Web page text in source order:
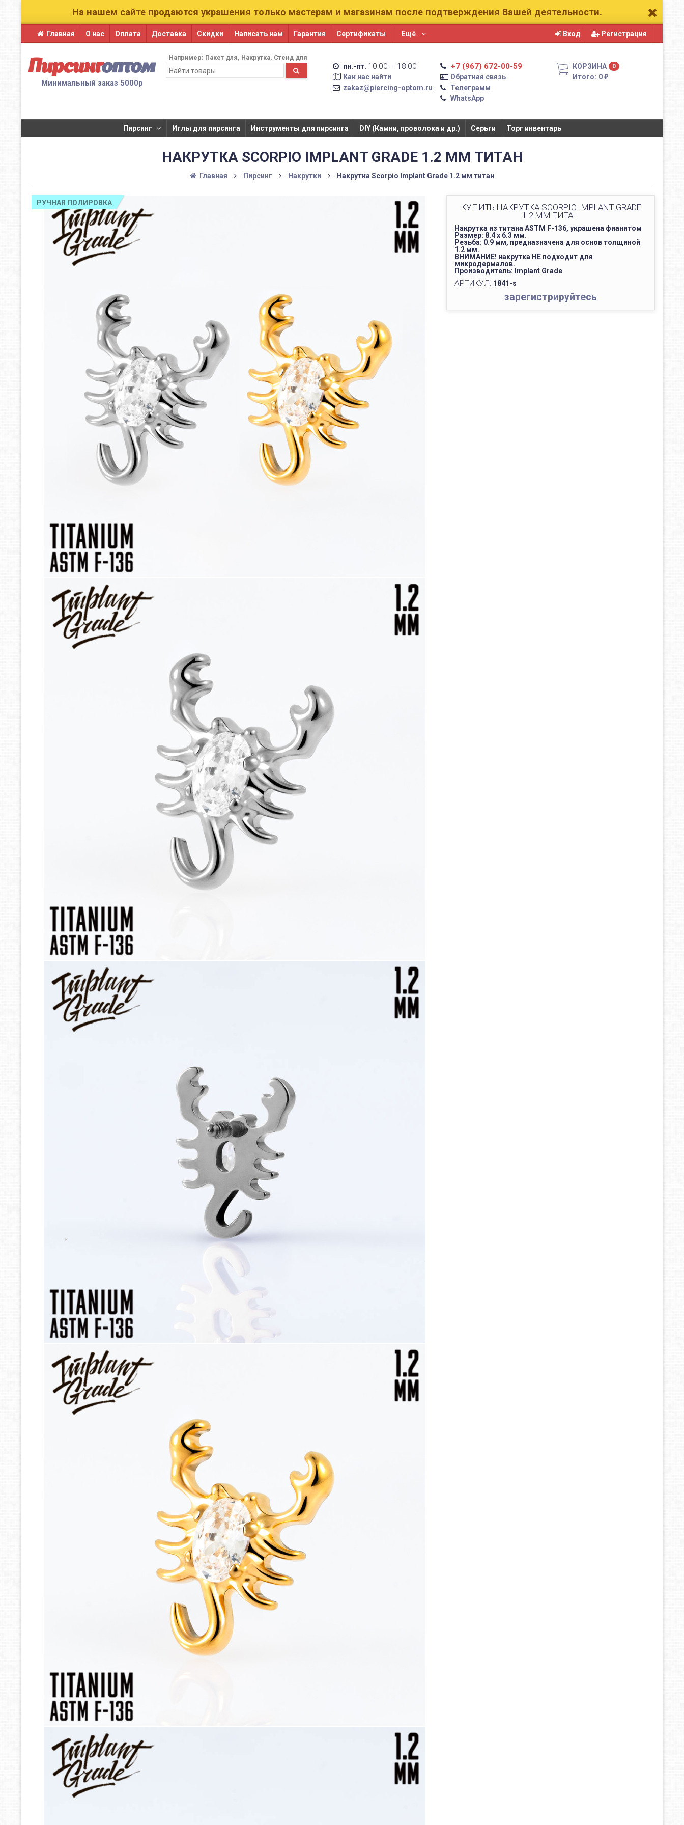
На нашем сайте продаются украшения только мастерам и магазинам после подтверждения Вашей деятельности.
Главная О нас Оплата Доставка Скидки Написать нам Гарантия Сертификаты Ещё Вход Регистрация
Пирсингоптом
Минимальный заказ 5000р
Например: Пакет для Накрутка Стенд для
пн.-пт. 10:00 – 18:00
Как нас найти
zakaz@piercing-optom.ru
+7 (967) 672-00-59
Обратная связь
Телеграмм
WhatsApp
КОРЗИНА 0
Итого: 0 ₽
Пирсинг ​Иглы для пирсинга​​ Инструменты для пирсинга DIY (Камни, проволока и др.) Серьги Торг инвентарь
НАКРУТКА SCORPIO IMPLANT GRADE 1.2 ММ ТИТАН
Главная Пирсинг Накрутки Накрутка Scorpio Implant Grade 1.2 мм титан
РУЧНАЯ ПОЛИРОВКА
КУПИТЬ НАКРУТКА SCORPIO IMPLANT GRADE
1.2 ММ ТИТАН
Накрутка из титана ASTM F-136, украшена фианитом
Размер: 8.4 x 6.3 мм.
Резьба: 0.9 мм, предназначена для основ толщиной
1.2 мм.
ВНИМАНИЕ! накрутка НЕ подходит для
микродермалов.
Производитель: Implant Grade
АРТИКУЛ: 1841-s
зарегистрируйтесь